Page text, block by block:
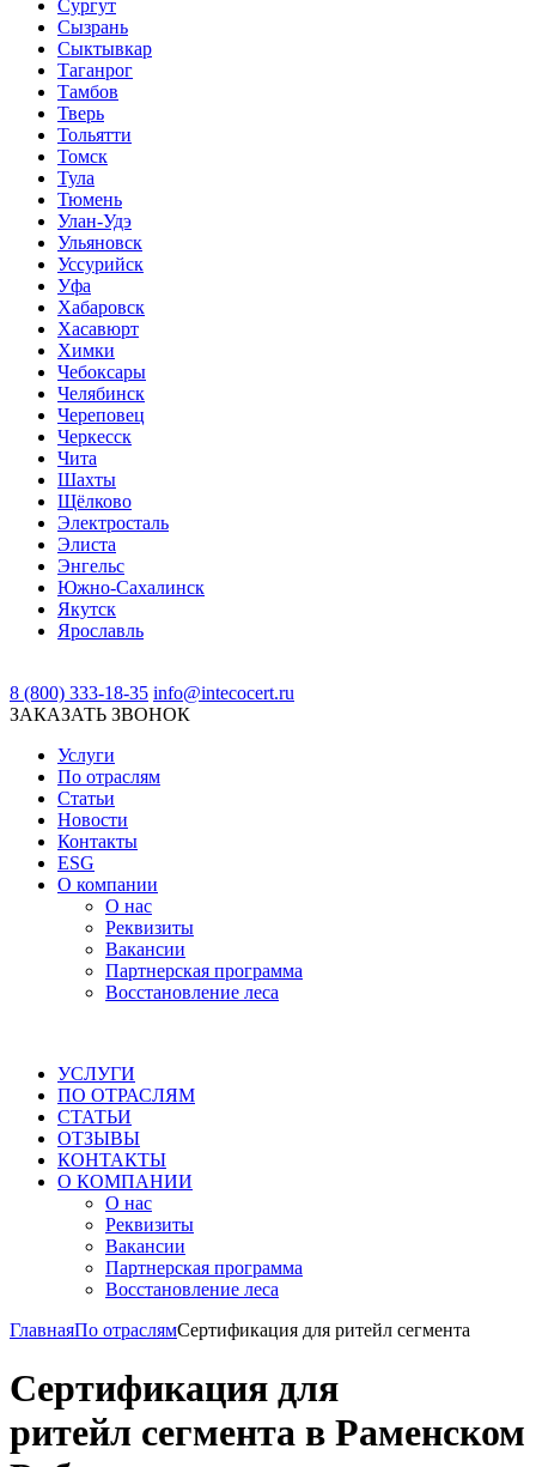
Сургут
Сызрань
Сыктывкар
Таганрог
Тамбов
Тверь
Тольятти
Томск
Тула
Тюмень
Улан-Удэ
Ульяновск
Уссурийск
Уфа
Хабаровск
Хасавюрт
Химки
Чебоксары
Челябинск
Череповец
Черкесск
Чита
Шахты
Щёлково
Электросталь
Элиста
Энгельс
Южно-Сахалинск
Якутск
Ярославль
8 (800) 333-18-35 info@intecocert.ru
ЗАКАЗАТЬ ЗВОНОК
Услуги
По отраслям
Статьи
Новости
Контакты
ESG
О компании
О нас
Реквизиты
Вакансии
Партнерская программа
Восстановление леса
УСЛУГИ
ПО ОТРАСЛЯМ
СТАТЬИ
ОТЗЫВЫ
КОНТАКТЫ
О КОМПАНИИ
О нас
Реквизиты
Вакансии
Партнерская программа
Восстановление леса
ГлавнаяПо отраслямСертификация для ритейл сегмента
Сертификация для
ритейл сегмента в Раменском